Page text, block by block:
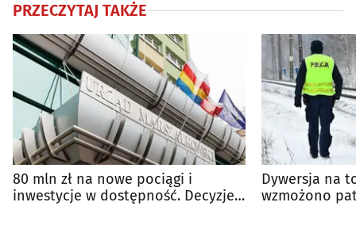
PRZECZYTAJ TAKŻE
80 mln zł na nowe pociągi i
inwestycje w dostępność. Decyzje
Dywersja na
wzmożono